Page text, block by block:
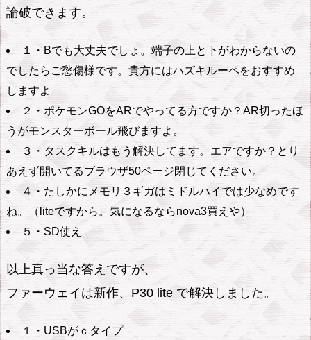
論破できます。
１・Bでも大丈夫でしょ。端子の上と下がわからないの
でしたらご愁傷様です。貴方にはハズキルーペをおすすめ
しますよ
２・ポケモンGOをARでやってる方ですか？AR切ったほ
うがモンスターボール飛びますよ。
３・タスクキルはもう解決してます。エアですか？とり
あえず開いてるブラウザ50ページ閉じてください。
４・たしかにメモリ３ギガはミドルハイでは少なめです
ね。（liteですから。気になるならnova3買えや）
５・SD使え
以上真っ当な答えですが、
ファーウェイは新作、P30 lite で解決しました。
１・USBがｃタイプ